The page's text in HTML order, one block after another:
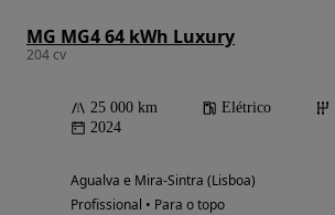
MG MG4 64 kWh Luxury
204 cv
25 000 km Elétrico
2024
Agualva e Mira-Sintra (Lisboa)
Profissional • Para o topo